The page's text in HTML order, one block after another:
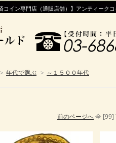
イン専門店（通販店舗）】アンティーク
> 年代で選ぶ > ～１５００年代
前のページへ全 [99]